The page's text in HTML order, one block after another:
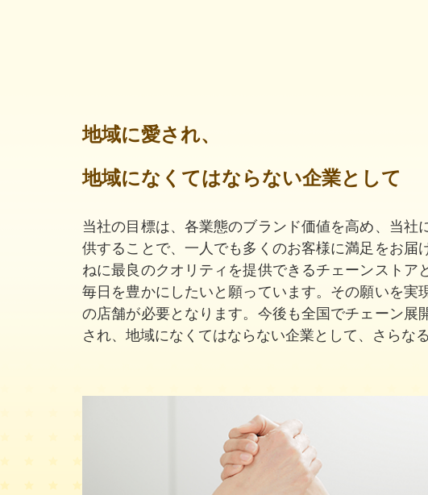
地域に愛され、
地域になくてはならない企業として
当社の目標は、各業態のブランド価値を高め、当社
供することで、一人でも多くのお客様に満足をお届
ねに最良のクオリティを提供できるチェーンストア
毎日を豊かにしたいと願っています。その願いを実
の店舗が必要となります。今後も全国でチェーン展
され、地域になくてはならない企業として、さらな